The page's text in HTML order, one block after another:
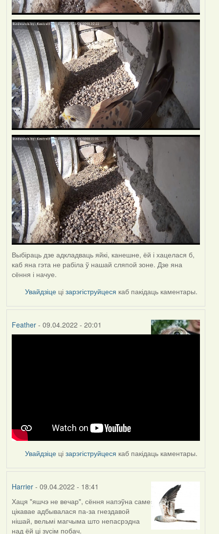
Выбіраць дзе адкладваць яйкі, канешне, ёй і хацелася б,
каб яна гэта не рабіла ў нашай сляпой зоне. Дзе яна
сёння і начуе.
Увайдзіце цізарэгіструйцеся каб пакідаць каментары.
Feather- 09.04.2022 - 20:01
Увайдзіце цізарэгіструйцеся каб пакідаць каментары.
Harrier- 09.04.2022 - 18:41
Хаця "яшчэ не вечар", сёння напэўна саме
цікавае адбывалася па-за гнездавой
нішай, вельмі магчыма што непасрэдна
над ёй ці зусім побач.